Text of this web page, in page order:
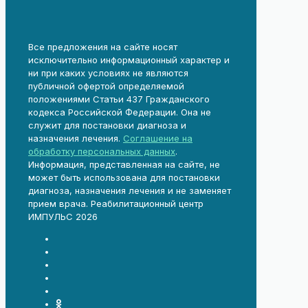
Все предложения на сайте носят
исключительно информационный характер и
ни при каких условиях не являются
публичной офертой определяемой
положениями Статьи 437 Гражданского
кодекса Российской Федерации. Она не
служит для постановки диагноза и
назначения лечения. Соглашение на
обработку персональных данных.
Информация, представленная на сайте, не
может быть использована для постановки
диагноза, назначения лечения и не заменяет
прием врача. Реабилитационный центр
ИМПУЛЬС 2026